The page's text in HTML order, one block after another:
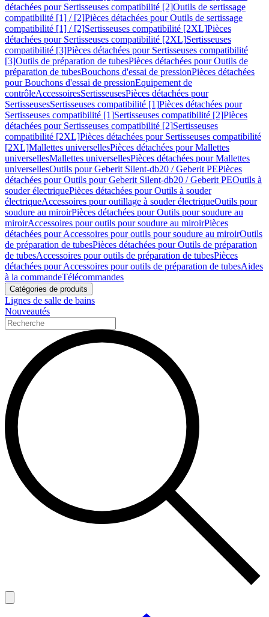
détachées pour Sertisseuses compatibilité [2]Outils de sertissage
compatibilité [1] / [2]Pièces détachées pour Outils de sertissage
compatibilité [1] / [2]Sertisseuses compatibilité [2XL]Pièces
détachées pour Sertisseuses compatibilité [2XL]Sertisseuses
compatibilité [3]Pièces détachées pour Sertisseuses compatibilité
[3]Outils de préparation de tubesPièces détachées pour Outils de
préparation de tubesBouchons d'essai de pressionPièces détachées
pour Bouchons d'essai de pressionEquipement de
contrôleAccessoiresSertisseusesPièces détachées pour
SertisseusesSertisseuses compatibilité [1]Pièces détachées pour
Sertisseuses compatibilité [1]Sertisseuses compatibilité [2]Pièces
détachées pour Sertisseuses compatibilité [2]Sertisseuses
compatibilité [2XL]Pièces détachées pour Sertisseuses compatibilité
[2XL]Mallettes universellesPièces détachées pour Mallettes
universellesMallettes universellesPièces détachées pour Mallettes
universellesOutils pour Geberit Silent-db20 / Geberit PEPièces
détachées pour Outils pour Geberit Silent-db20 / Geberit PEOutils à
souder électriquePièces détachées pour Outils à souder
électriqueAccessoires pour outillage à souder électriqueOutils pour
soudure au miroirPièces détachées pour Outils pour soudure au
miroirAccessoires pour outils pour soudure au miroirPièces
détachées pour Accessoires pour outils pour soudure au miroirOutils
de préparation de tubesPièces détachées pour Outils de préparation
de tubesAccessoires pour outils de préparation de tubesPièces
détachées pour Accessoires pour outils de préparation de tubesAides
à la commandeTélécommandes
Catégories de produits
Lignes de salle de bains
Nouveautés